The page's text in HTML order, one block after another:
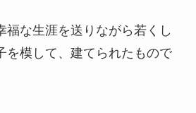
福な生涯を送りながら若くし
を模して、建てられたもので